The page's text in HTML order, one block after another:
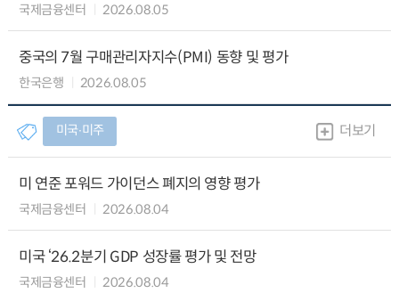
국제금융센터 2026.08.05
중국의 7월 구매관리자지수(PMI) 동향 및 평가
한국은행 2026.08.05
미국∙미주 더보기
미 연준 포워드 가이던스 폐지의 영향 평가
국제금융센터 2026.08.04
미국 ‘26.2분기 GDP 성장률 평가 및 전망
국제금융센터 2026.08.04